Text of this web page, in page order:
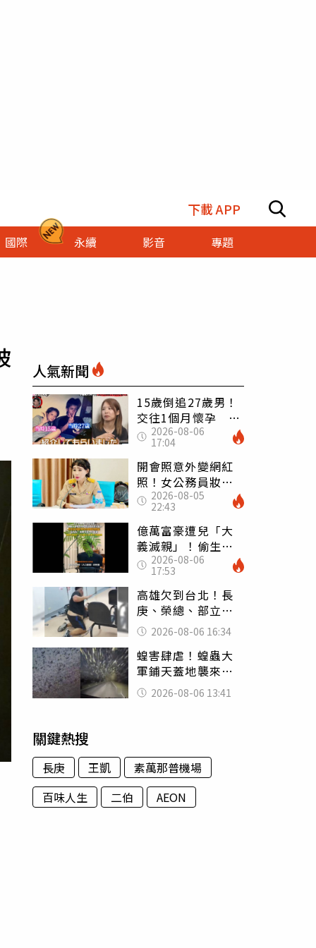
下載 APP
國際 永續 影音 專題
人氣新聞
15歲倒追27歲男！
交往1個月懷孕 36
歲當阿嬤故事曝光
2026-08-06
17:04
開會照意外變網紅
照！女公務員妝容
掀2千則留言 本人
怒嗆：化妝有錯嗎
2026-08-05
22:43
億萬富豪遭兒「大
義滅親」！偷生子
怕曝光 竟盜鄰居
身份辦假證落戶
2026-08-06
17:53
高雄欠到台北！長
庚、榮總、部立醫
院都受害 「醫療
暴力男」離譜紀錄
曝光
2026-08-06 16:34
蝗害肆虐！蝗蟲大
軍鋪天蓋地襲來宛
如末日 網驚：聖
經十災
2026-08-06 13:41
關鍵熱搜
長庚 王凱
素萬那普機場
百味人生
二伯 AEON